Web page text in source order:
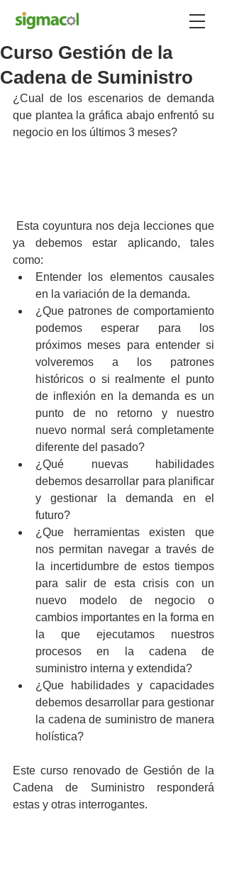
Curso Gestión de la
Cadena de Suministro
¿Cual de los escenarios de demanda
que plantea la gráfica abajo enfrentó su
negocio en los últimos 3 meses?
ya debemos estar aplicando, tales
como:
Entender los elementos causales
en la variación de la demanda.
¿Que patrones de comportamiento
podemos esperar para los
próximos meses para entender si
volveremos a los patrones
históricos o si realmente el punto
de inflexión en la demanda es un
punto de no retorno y nuestro
nuevo normal será completamente
diferente del pasado?
¿Qué nuevas habilidades
debemos desarrollar para planificar
y gestionar la demanda en el
futuro?
¿Que herramientas existen que
nos permitan navegar a través de
la incertidumbre de estos tiempos
para salir de esta crisis con un
nuevo modelo de negocio o
cambios importantes en la forma en
la que ejecutamos nuestros
procesos en la cadena de
suministro interna y extendida?
¿Que habilidades y capacidades
debemos desarrollar para gestionar
la cadena de suministro de manera
holística?
Este curso renovado de Gestión de la
Cadena de Suministro responderá
estas y otras interrogantes.